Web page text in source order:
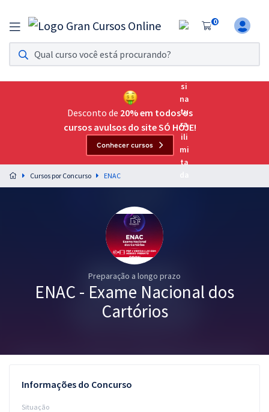
0
Assinatura Ilimitada 11
Acesso a todos os cursos. Teste grátis por 7 dias!
Assinatura OAB Até Passar
Acesso ilimitado a toda preparação para o Exame da
Preparação completa e intensiva para as principais
residências em saúde do Brasil
Desconto de 20% em todos os
cursos avulsos do site SÓ HOJE!
Conhecer cursos
Cursos por Concurso ENAC
Preparação a longo prazo
ENAC - Exame Nacional dos
Cartórios
Informações do Concurso
Situação